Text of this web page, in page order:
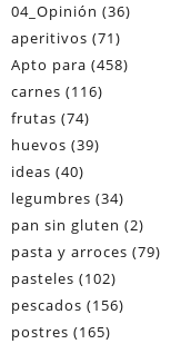
04_Opinión (36)
aperitivos (71)
Apto para (458)
carnes (116)
frutas (74)
huevos (39)
ideas (40)
legumbres (34)
pan sin gluten (2)
pasta y arroces (79)
pasteles (102)
pescados (156)
postres (165)